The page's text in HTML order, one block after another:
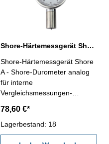
Shore-Härtemessgerät Shore A analog 0 - 100 HA
Shore-Härtemessgerät Shore
A - Shore-Durometer analog
für interne
Vergleichsmessungen-
Gummi, synthetischem
Gummi, Weichgummi,
Polyresin etc.- geeignet für
78,60 €*
Lagerbestand: 18